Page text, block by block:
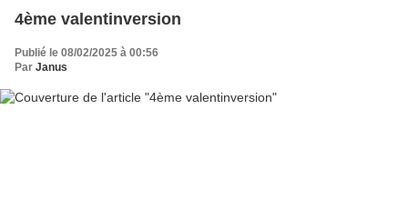
4ème valentinversion
Publié le 08/02/2025 à 00:56
Par Janus